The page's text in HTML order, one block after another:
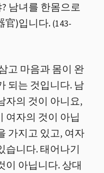
남녀를 한몸으로
官)입니다. (143-
고 마음과 몸이 완
되는 것입니다. 남
자의 것이 아니요,
여자의 것이 아닙
가지고 있고, 여자
습니다. 태어나기
이 아닙니다. 상대